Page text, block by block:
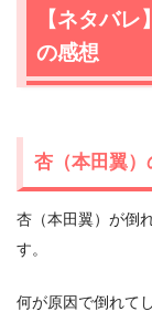
【ネタバ
の感想
杏（本田翼）
杏（本田翼）が倒
す。
何が原因で倒れて